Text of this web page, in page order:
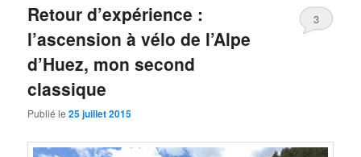
Retour d’expérience :
l’ascension à vélo de l’Alpe
d’Huez, mon second
classique
Publié le25 juillet 2015
3